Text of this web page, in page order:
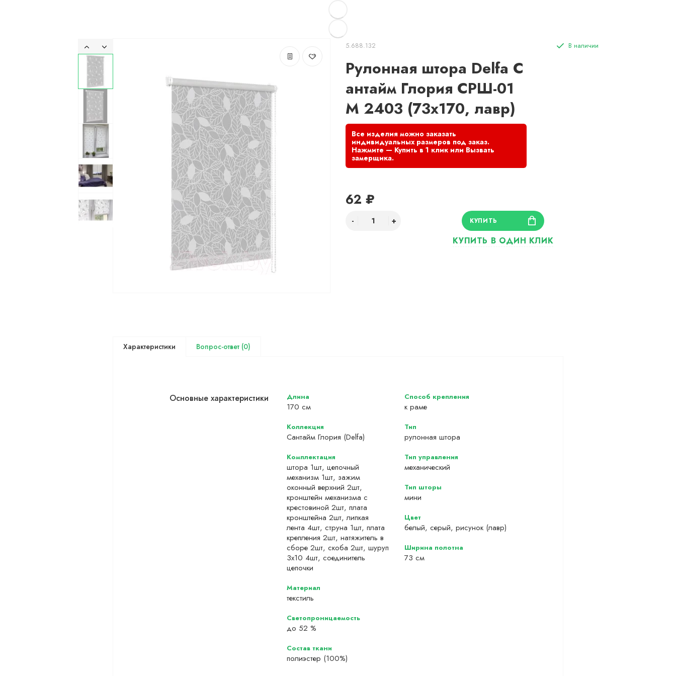
5.688.132
Рулонная штора Delfa С
антайм Глория СРШ-01
М 2403 (73x170, лавр)
62 ₽
(0)
Основные характеристики Длина
170 см
Коллекция
Сантайм Глория (Delfa)
Комплектация
штора 1шт, цепочный
механизм 1шт, зажим
оконный верхний 2шт,
кронштейн механизма с
крестовиной 2шт, плата
кронштейна 2шт, липкая
лента 4шт, струна 1шт, плата
крепления 2шт, натяжитель в
сборе 2шт, скоба 2шт, шуруп
3х10 4шт, соединитель
цепочки
Материал
текстиль
Светопроницаемость
до 52 %
Состав ткани
полиэстер (100%)
Способ крепления
к раме
Тип
рулонная штора
Тип управления
механический
Тип шторы
мини
Цвет
белый, серый, рисунок (лавр)
Ширина полотна
73 см